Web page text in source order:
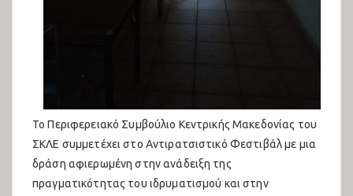
Το Περιφερειακό Συμβούλιο Κεντρικής Μακεδονίας του
ΣΚΛΕ συμμετέχει στο Αντιρατσιστικό Φεστιβάλ με μια
δράση αφιερωμένη στην ανάδειξη της
πραγματικότητας του ιδρυματισμού και στην